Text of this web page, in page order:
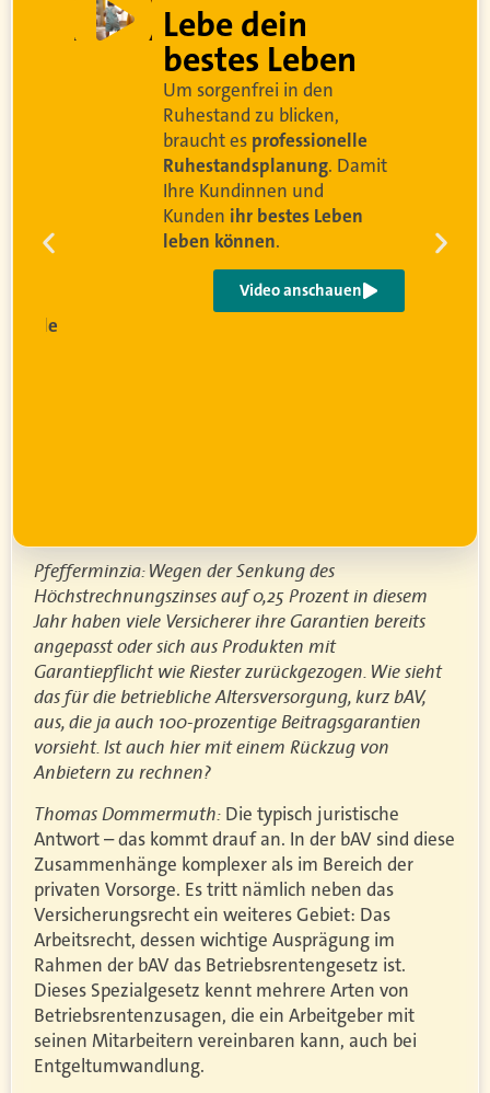
Lebe dein
bestes Leben
Um sorgenfrei in den
Ruhestand zu blicken,
braucht es professionelle
Ruhestandsplanung. Damit
Ihre Kundinnen und
Kunden ihr bestes Leben
leben können.
Video anschauen
Pfefferminzia: Wegen der Senkung des
Höchstrechnungszinses auf 0,25 Prozent in diesem
Jahr haben viele Versicherer ihre Garantien bereits
angepasst oder sich aus Produkten mit
Garantiepflicht wie Riester zurückgezogen. Wie sieht
das für die betriebliche Altersversorgung, kurz bAV,
aus, die ja auch 100-prozentige Beitragsgarantien
vorsieht. Ist auch hier mit einem Rückzug von
Anbietern zu rechnen?
Thomas Dommermuth: Die typisch juristische
Antwort – das kommt drauf an. In der bAV sind diese
Zusammenhänge komplexer als im Bereich der
privaten Vorsorge. Es tritt nämlich neben das
Versicherungsrecht ein weiteres Gebiet: Das
Arbeitsrecht, dessen wichtige Ausprägung im
Rahmen der bAV das Betriebsrentengesetz ist.
Dieses Spezialgesetz kennt mehrere Arten von
Betriebsrentenzusagen, die ein Arbeitgeber mit
seinen Mitarbeitern vereinbaren kann, auch bei
Entgeltumwandlung.